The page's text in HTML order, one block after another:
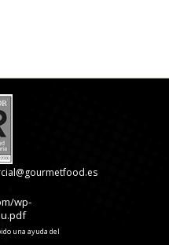
wp-
una ayuda del